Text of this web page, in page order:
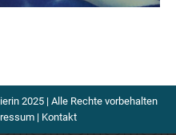
2025 | Alle Rechte vorbehalten
| Kontakt